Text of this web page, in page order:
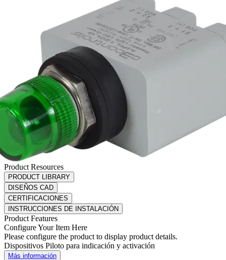
Product Resources
PRODUCT LIBRARY
DISEÑOS CAD
CERTIFICACIONES
INSTRUCCIONES DE INSTALACIÓN
Product Features
Configure Your Item Here
Please configure the product to display product details.
Dispositivos Piloto para indicación y activación
Más información